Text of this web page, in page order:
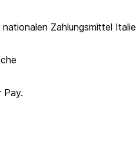
Zahlungsmittel
Pay.